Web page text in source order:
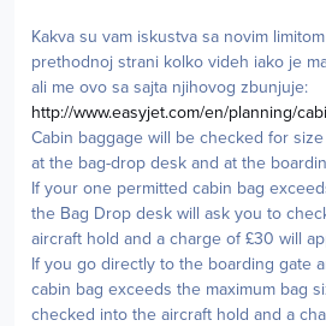
Kakva su vam iskustva sa novim
prethodnoj strani kolko videh iako je
ali me ovo sa sajta njihovog zbunjuje:
http://www.easyjet.com/en/planning/
Cabin baggage will be checked for
at the bag-drop desk and at the
If your one permitted cabin bag
the Bag Drop desk will ask you to
aircraft hold and a charge of £30 will
If you go directly to the boarding gate
cabin bag exceeds the maximum bag
checked into the aircraft hold and a